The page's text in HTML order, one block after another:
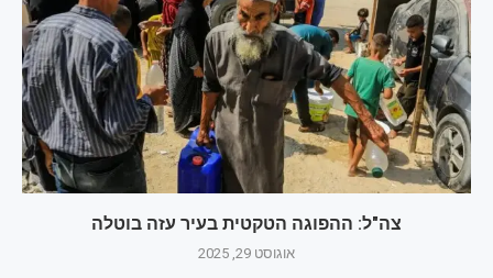
צה"ל: ההפוגה הטקטית בעיר עזה בוטלה
אוגוסט 29, 2025